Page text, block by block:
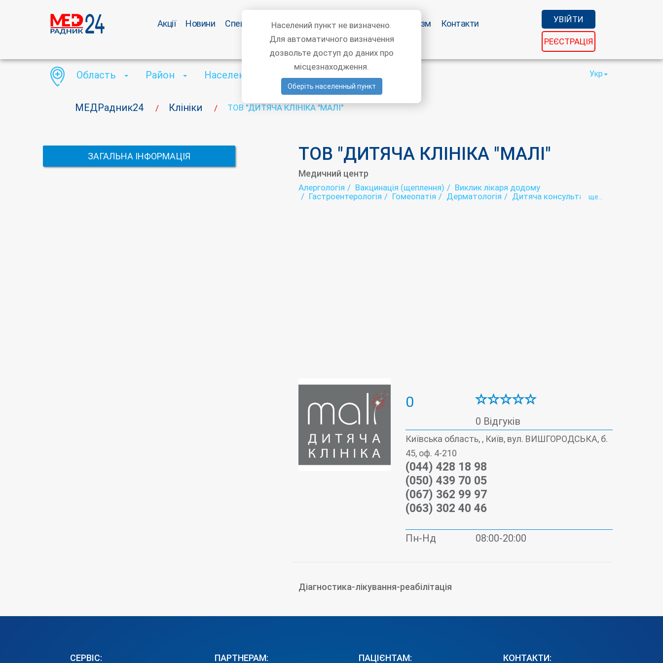
Акції Новини Спецпропозиції Статті лікарів Медичний туризм Контакти УВІЙТИ
РЕЄСТРАЦІЯ
МЕДРадник24 / Клініки / ТОВ "ДИТЯЧА КЛІНІКА "МАЛІ"
Область Район Населений пункт Укр
ЗАГАЛЬНА ІНФОРМАЦІЯ ТОВ "ДИТЯЧА КЛІНІКА "МАЛІ"
Медичний центр
Алергологія Вакцинація (щеплення)
Виклик лікаря додому
Гастроентерологія
Гомеопатія Дерматологія
Дитяча консультаціяще...
0
0 Відгуків
Київська область, , Київ, вул. ВИШГОРОДСЬКА, б.
45, оф. 4-210
(044) 428 18 98
(050) 439 70 05
(067) 362 99 97
(063) 302 40 46
Пн-Нд 08:00-20:00
Діагностика-лікування-реабілітація
СЕРВІС: ПАРТНЕРАМ: ПАЦІЄНТАМ: КОНТАКТИ:
Населений пункт не визначено.
Для автоматичного визначення
дозвольте доступ до даних про
місцезнаходження.
Оберіть населенный пункт